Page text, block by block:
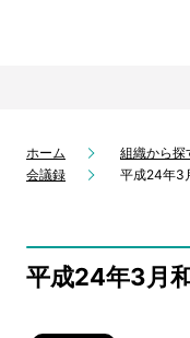
ホーム 組織から探
会議録
平成24年3
平成24年3月